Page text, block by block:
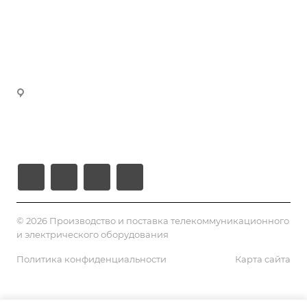
© 2026 Производство и поставка телекоммуникационного
и электрического оборудования
Политика конфиденциальности Карта сайта